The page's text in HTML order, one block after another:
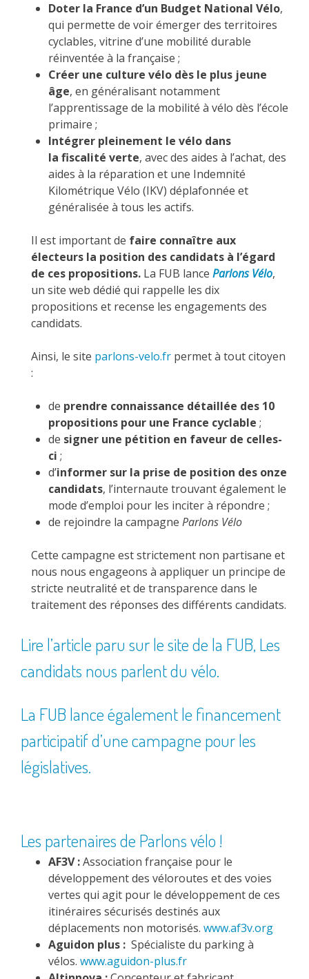
Doter la France d’un Budget National Vélo,
qui permette de voir émerger des territoires
cyclables, vitrine d’une mobilité durable
réinventée à la française ;
Créer une culture vélo dès le plus jeune
âge, en généralisant notamment
l’apprentissage de la mobilité à vélo dès l’école
primaire ;
Intégrer pleinement le vélo dans
la fiscalité verte, avec des aides à l’achat, des
aides à la réparation et une Indemnité
Kilométrique Vélo (IKV) déplafonnée et
généralisée à tous les actifs.
Il est important de faire connaître aux
électeurs la position des candidats à l’égard
de ces propositions. La FUB lance Parlons Vélo,
un site web dédié qui rappelle les dix
propositions et recense les engagements des
candidats.
Ainsi, le site parlons-velo.fr permet à tout citoyen
:
de prendre connaissance détaillée des 10
propositions pour une France cyclable ;
de signer une pétition en faveur de celles-
ci ;
d’informer sur la prise de position des onze
candidats, l’internaute trouvant également le
mode d’emploi pour les inciter à répondre ;
de rejoindre la campagne Parlons Vélo
Cette campagne est strictement non partisane et
nous nous engageons à appliquer un principe de
stricte neutralité et de transparence dans le
traitement des réponses des différents candidats.
Lire l’article paru sur le site de la FUB, Les
candidats nous parlent du vélo.
La FUB lance également le financement
participatif d’une campagne pour les
législatives.
Les partenaires de Parlons vélo !
AF3V :Association française pour le
développement des véloroutes et des voies
vertes qui agit pour le développement de ces
itinéraires sécurisés destinés aux
déplacements non motorisés. www.af3v.org
Aguidon plus : Spécialiste du parking à
vélos. www.aguidon-plus.fr